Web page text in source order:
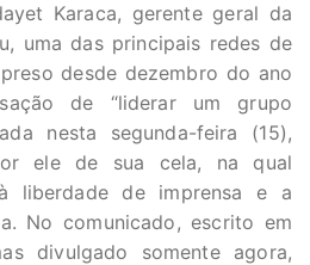
Karaca, gerente geral da
uma das principais redes de
desde dezembro do ano
de “liderar um grupo
nesta segunda-feira (15),
ele de sua cela, na qual
liberdade de imprensa e a
No comunicado, escrito em
divulgado somente agora,